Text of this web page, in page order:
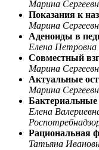
Марина
Показания к
Марина
Аденоиды в
Елена
Совместный
Марина
Актуальные
Марина
Бактериальные
Елена
Рациональная
Татьяна